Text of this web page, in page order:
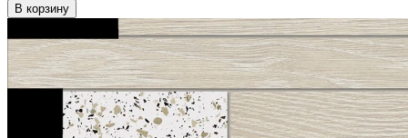
В корзину